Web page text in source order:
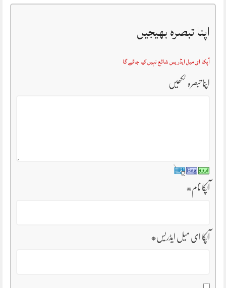
اپنا تبصرہ بھیجیں
آپکا ای میل ایڈریس شائع نہیں کیا جائے گا
اپنا تبصرہ لکھیں
آپکا نام*
آپکا ای میل ایڈریس*